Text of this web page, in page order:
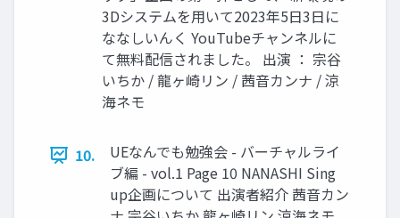
3Dシステムを⽤いて2023年5⽇3⽇に
ななしいんく YouTubeチャンネルに
て無料配信されました。 出演 ： 宗谷
いちか / 龍ヶ崎リン / 茜音カンナ / 涼
海ネモ
10.
UEなんでも勉強会 - バーチャルライ
ブ編 - vol.1 Page 10 NANASHI Sing
up企画について 出演者紹介 茜音カン